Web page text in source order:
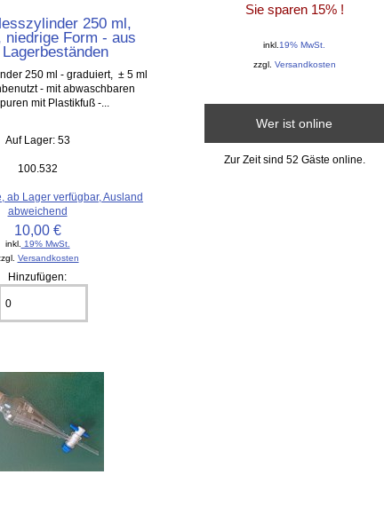
250 ml,
niedrige Form - aus
250 ml - graduiert, ± 5 ml
- mit abwaschbaren
mit Plastikfuß -...
Auf Lager: 53
100.532
ab Lager verfügbar, Ausland
abweichend
10,00 €
inkl.
19% MwSt.
Versandkosten
Hinzufügen:
Sie sparen 15% !
inkl. 19% MwSt.
zzgl. Versandkosten
Wer ist online
Zur Zeit sind 52 Gäste online.